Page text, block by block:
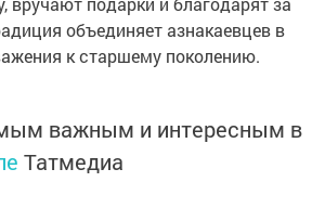
объединяет азнакаевцев в
к старшему поколению.
важным и интересным в
Татмедиа